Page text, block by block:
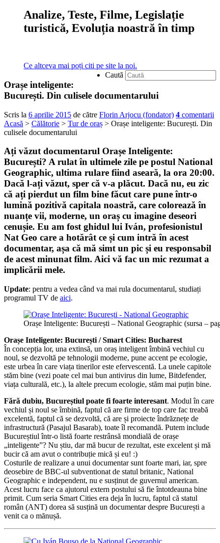
Analize, Teste, Filme, Legislație
turistică, Evoluția noastră în timp
Ce altceva mai poți citi pe site la noi.
Caută
Orașe inteligente:
București. Din culisele documentarului
Scris la 6 aprilie 2015 de către Florin Arjocu (fondator) 4 comentarii
Acasă > Călătorie > Tur de oraș > Orașe inteligente: București. Din
culisele documentarului
Ați văzut documentarul Orașe Inteligente:
București? A rulat în ultimele zile pe postul National
Geographic, ultima rulare fiind aseară, la ora 20:00.
Dacă l-ați văzut, sper că v-a plăcut. Dacă nu, eu zic
că ați pierdut un film bine făcut care pune într-o
lumină pozitivă capitala noastră, care colorează în
nuanțe vii, moderne, un oraș cu imagine deseori
cenușie. Eu am fost ghidul lui Iván, profesionistul
Nat Geo care a hotărât ce și cum intră în acest
documentar, așa că mă simt un pic și eu responsabil
de acest minunat film. Aici vă fac un mic rezumat a
implicării mele.
Update: pentru a vedea când va mai rula documentarul, studiați
programul TV de aici.
Orașe Inteligente: București – National Geographic (sursa –
Orașe Inteligente: București / Smart Cities: Bucharest
În concepția lor, una extinsă, un oraș inteligent îmbină vechiul cu
noul, se dezvoltă pe tehnologii moderne, pune accent pe ecologie,
este urbea în care viața tinerilor este efervescentă. La unele capitole
stăm bine (vezi poate cel mai bun antivirus din lume, Bitdefender,
viața culturală, etc.), la altele precum ecologie, stăm mai puțin bine.
Fără dubiu, Bucureștiul poate fi foarte interesant. Modul în care
vechiul și noul se îmbină, faptul că are firme de top care fac treabă
excelentă, faptul că se dezvoltă, că are și proiecte îndrăznețe de
infrastructură (Pasajul Basarab), toate îl recomandă. Putem include
Bucureștiul într-o listă foarte restrânsă mondială de orașe
„inteligente”? Nu știu, dar mă bucur de rezultat, este excelent și mă
bucir că am avut o contribuție mică și eu! :)
Costurile de realizare a unui documentar sunt foarte mari, iar, spre
deosebire de BBC-ul subventionat de statul britanic, National
Geographic e independent, nu e susținut de guvernul american.
Acest lucru face ca ajutorul extern postului să fie întotdeauna bine
primit. Cum seria Smart Cities era deja în lucru, faptul că statul
român (ANT) dorea să susțină un documentar despre București a
venit ca o mănușă.